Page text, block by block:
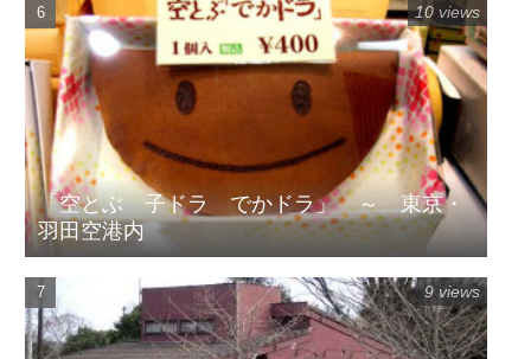
「空とぶ 子ドラ でかドラ」 ～ 東京・
羽田空港内
10 views
9 views